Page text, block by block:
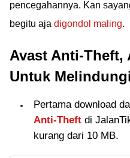
pencegahannya. Kan
begitu aja digondol maling.
Avast Anti-Theft,
Untuk
Pertama download
Anti-Theft di
kurang dari 10 MB.